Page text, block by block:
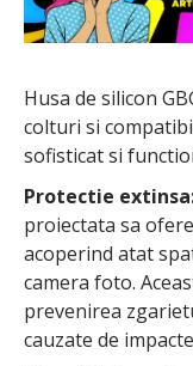
Husa de silicon
colturi si
sofisticat si
Protectie
proiectata sa
acoperind atat
camera foto.
prevenirea
cauzate de